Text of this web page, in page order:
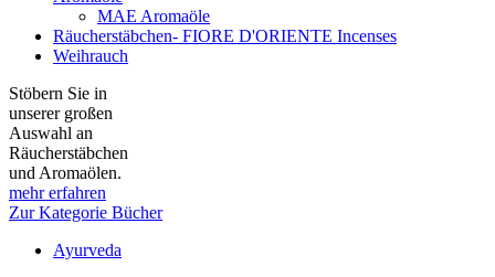
MAE Aromaöle
Räucherstäbchen- FIORE D'ORIENTE Incenses
Weihrauch
Stöbern Sie in
unserer großen
Auswahl an
Räucherstäbchen
und Aromaölen.
mehr erfahren
Zur Kategorie Bücher
Ayurveda